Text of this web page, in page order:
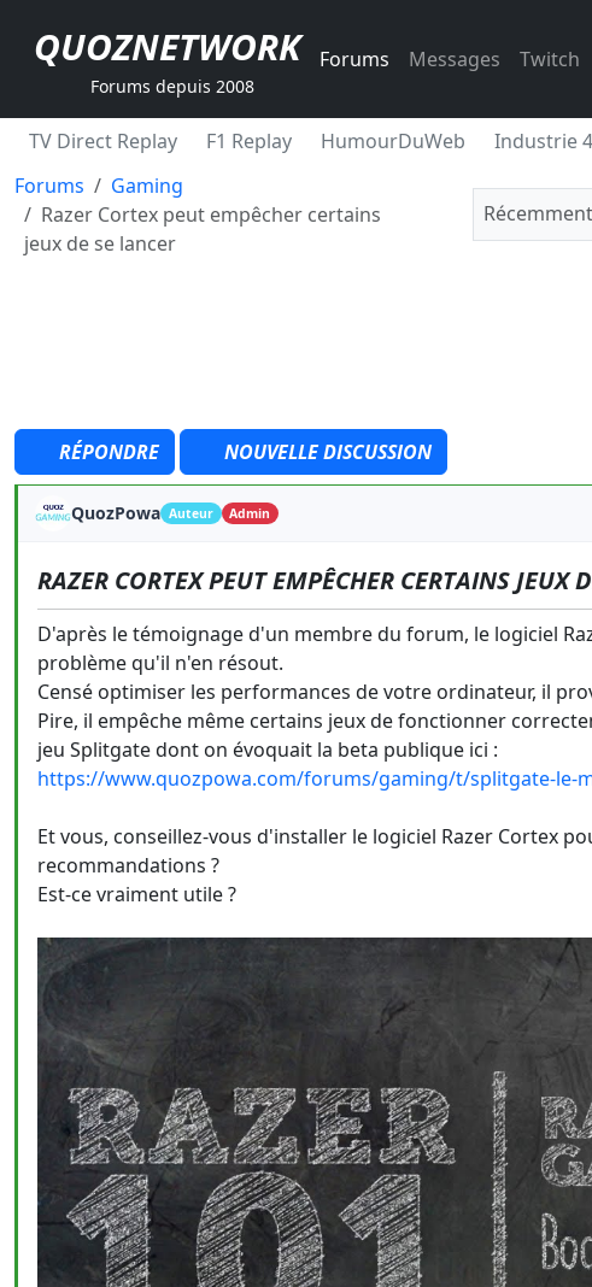
QUOZNETWORK
Forums depuis 2008
Forums Messages Twitch
TV Direct Replay F1 Replay HumourDuWeb Industrie
Forums
Gaming
Razer Cortex peut empêcher certains
jeux de se lancer
RÉPONDRE NOUVELLE DISCUSSION
QuozPowa Auteur Admin
RAZER CORTEX PEUT EMPÊCHER CERTAINS JEUX
D'après le témoignage d'un membre du forum, le logiciel
problème qu'il n'en résout.
Censé optimiser les performances de votre ordinateur, il
Pire, il empêche même certains jeux de fonctionner
jeu Splitgate dont on évoquait la beta publique ici :
https://www.quozpowa.com/forums/gaming/t/splitgate-le-
Et vous, conseillez-vous d'installer le logiciel Razer Cortex
recommandations ?
Est-ce vraiment utile ?